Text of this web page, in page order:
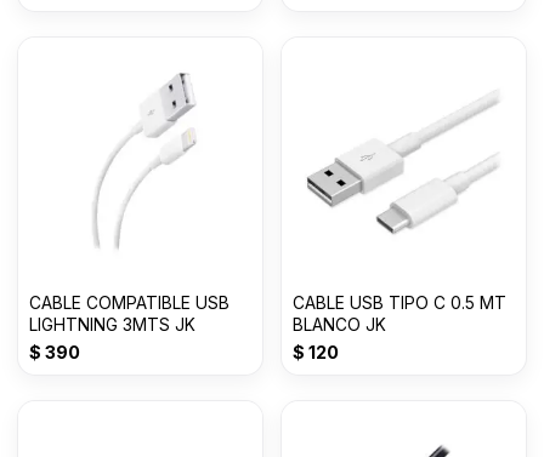
CABLE COMPATIBLE USB
LIGHTNING 3MTS JK
$ 390
CABLE USB TIPO C 0.5 MT
BLANCO JK
$ 120